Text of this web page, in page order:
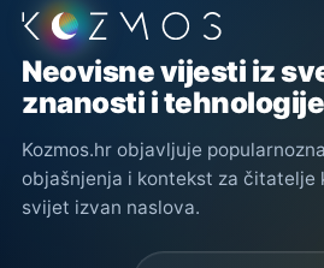
Podnožje stranice
Neovisne vijesti iz
znanosti i
Kozmos.hr objavljuje
objašnjenja i kontekst za čitatelje
svijet izvan naslova.